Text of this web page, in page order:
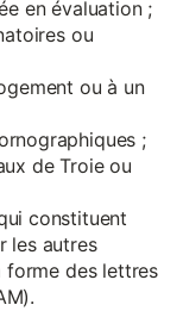
en évaluation ;
ou
ou à un
;
de Troie ou
constituent
les autres
forme des lettres